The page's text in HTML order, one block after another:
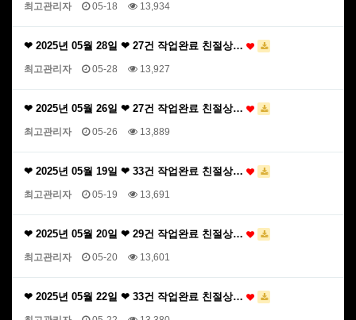
최고관리자 05-18 13,934
❤ 2025년 05월 28일 ❤ 27건 작업완료 친절상…
최고관리자 05-28 13,927
❤ 2025년 05월 26일 ❤ 27건 작업완료 친절상…
최고관리자 05-26 13,889
❤ 2025년 05월 19일 ❤ 33건 작업완료 친절상…
최고관리자 05-19 13,691
❤ 2025년 05월 20일 ❤ 29건 작업완료 친절상…
최고관리자 05-20 13,601
❤ 2025년 05월 22일 ❤ 33건 작업완료 친절상…